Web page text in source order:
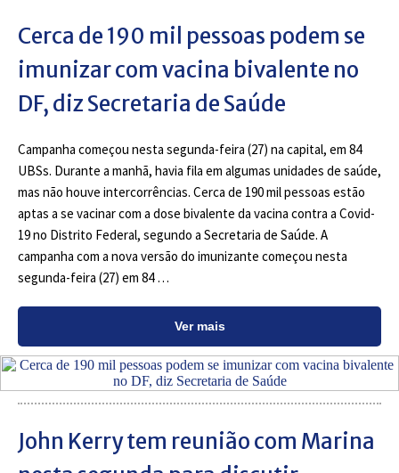
Cerca de 190 mil pessoas podem se
imunizar com vacina bivalente no
DF, diz Secretaria de Saúde
Campanha começou nesta segunda-feira (27) na capital, em 84
UBSs. Durante a manhã, havia fila em algumas unidades de saúde,
mas não houve intercorrências. Cerca de 190 mil pessoas estão
aptas a se vacinar com a dose bivalente da vacina contra a Covid-
19 no Distrito Federal, segundo a Secretaria de Saúde. A
campanha com a nova versão do imunizante começou nesta
segunda-feira (27) em 84 …
Ver mais
John Kerry tem reunião com Marina